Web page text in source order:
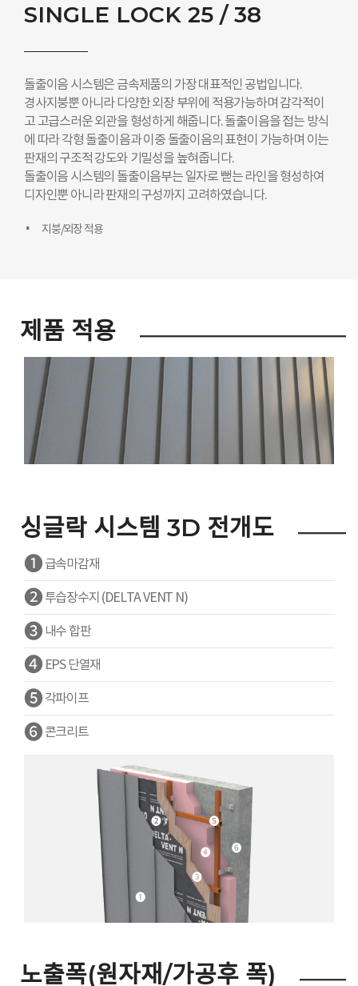
SINGLE LOCK 25 / 38
돌출이음 시스템은 금속제품의 가장 대표적인 공법입니다.
경사지붕뿐 아니라 다양한 외장 부위에 적용가능하며 감각적이
고 고급스러운 외관을 형성하게 해줍니다. 돌출이음을 접는 방식
에 따라 각형 돌출이음과 이중 돌출이음의 표현이 가능하며 이는
판재의 구조적 강도와 기밀성을 높혀줍니다.
돌출이음 시스템의 돌출이음부는 일자로 뻗는 라인을 형성하여
디자인뿐 아니라 판재의 구성까지 고려하였습니다.
지붕/외장 적용
제품 적용
싱글락 시스템 3D 전개도
❶급속마감재
❷투습장수지 (DELTA VENT N)
❸내수 합판
❹EPS 단열재
❺각파이프
❻콘크리트
노출폭(원자재/가공후 폭)